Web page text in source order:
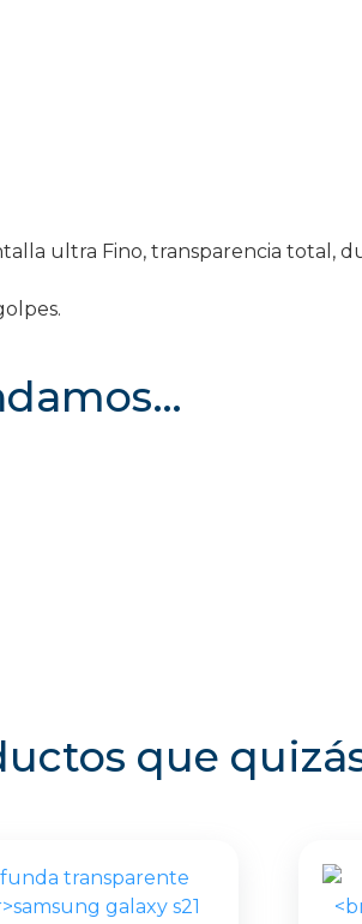
ultra Fino, transparencia total,
que